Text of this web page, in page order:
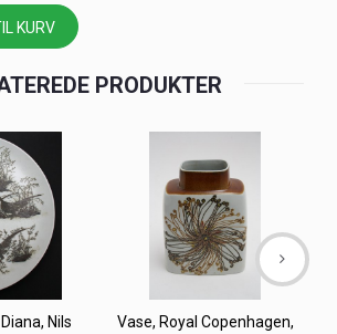
KURV
PRODUKTER
Nils
Vase, Royal Copenhagen,